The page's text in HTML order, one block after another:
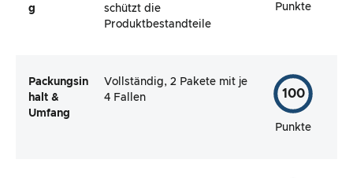
g
schützt die
Produktbestandteile
Punkte
Packungsin
halt &
Umfang
Vollständig, 2 Pakete mit je
4 Fallen
100
Punkte